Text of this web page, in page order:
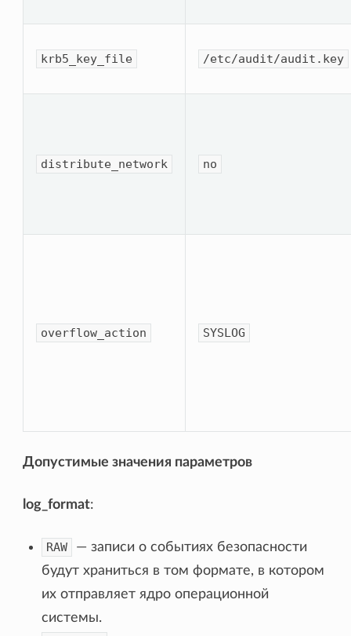
krb5_key_file /etc/audit/audit.key
distribute_network no
overflow_action SYSLOG
Допустимые значения параметров
log_format:
RAW
— записи о событиях безопасности
будут храниться в том формате, в котором
их отправляет ядро операционной
системы.